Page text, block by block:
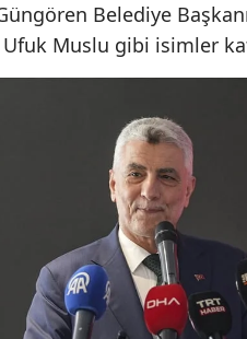
Belediye
Muslu gibi isimler